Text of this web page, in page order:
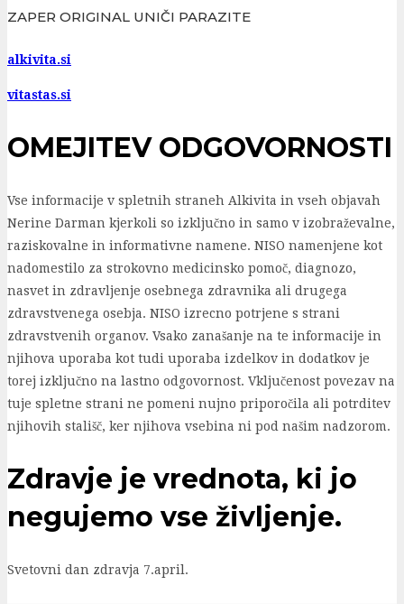
ZAPER ORIGINAL UNIČI PARAZITE
alkivita.si
vitastas.si
OMEJITEV ODGOVORNOSTI
Vse informacije v spletnih straneh Alkivita in vseh objavah
Nerine Darman kjerkoli so izključno in samo v izobraževalne,
raziskovalne in informativne namene. NISO namenjene kot
nadomestilo za strokovno medicinsko pomoč, diagnozo,
nasvet in zdravljenje osebnega zdravnika ali drugega
zdravstvenega osebja. NISO izrecno potrjene s strani
zdravstvenih organov. Vsako zanašanje na te informacije in
njihova uporaba kot tudi uporaba izdelkov in dodatkov je
torej izključno na lastno odgovornost. Vključenost povezav na
tuje spletne strani ne pomeni nujno priporočila ali potrditev
njihovih stališč, ker njihova vsebina ni pod našim nadzorom.
Zdravje je vrednota, ki jo
negujemo vse življenje.
Svetovni dan zdravja 7.april.